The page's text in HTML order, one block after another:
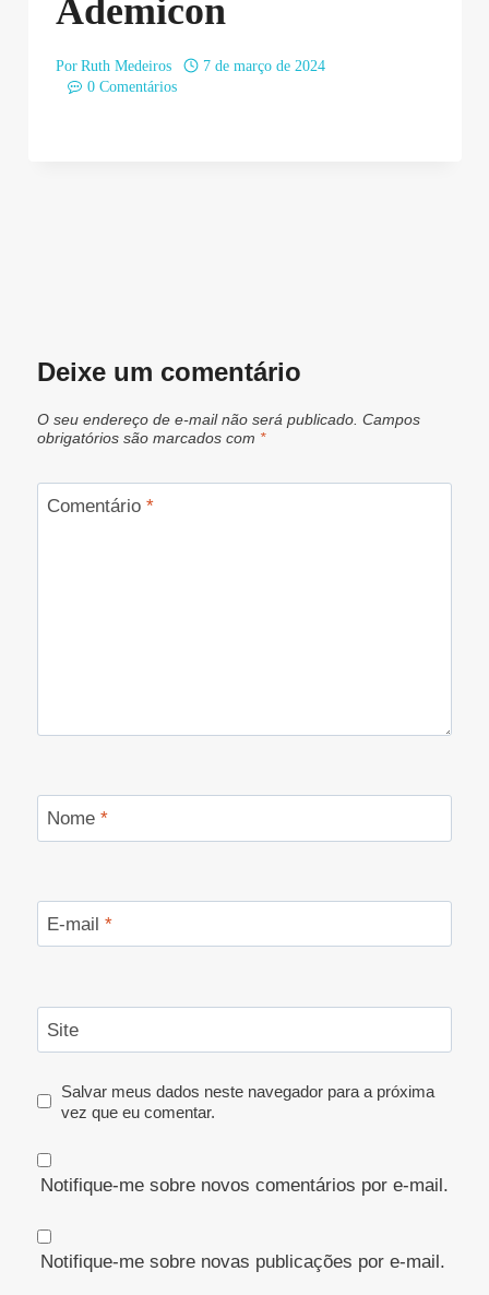
Ademicon
Por Ruth Medeiros
7 de março de 2024
0 Comentários
Deixe um comentário
O seu endereço de e-mail não será publicado. Campos
obrigatórios são marcados com *
Comentário *
Nome *
E-mail *
Site
Salvar meus dados neste navegador para a próxima
vez que eu comentar.
Notifique-me sobre novos comentários por e-mail.
Notifique-me sobre novas publicações por e-mail.